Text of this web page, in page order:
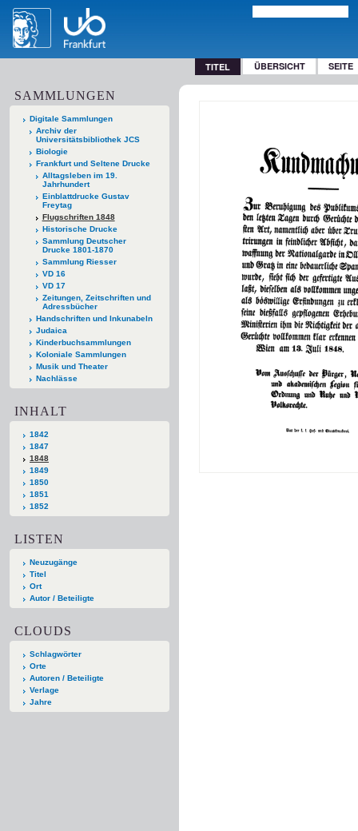
TITEL ÜBERSICHT SEITE
SAMMLUNGEN
Digitale Sammlungen
Archiv der
Universitätsbibliothek JCS
Biologie
Frankfurt und Seltene Drucke
Alltagsleben im 19.
Jahrhundert
Einblattdrucke Gustav
Freytag
Flugschriften 1848
Historische Drucke
Sammlung Deutscher
Drucke 1801-1870
Sammlung Riesser
VD 16
VD 17
Zeitungen, Zeitschriften und
Adressbücher
Handschriften und Inkunabeln
Judaica
Kinderbuchsammlungen
Koloniale Sammlungen
Musik und Theater
Nachlässe
INHALT
1842
1847
1848
1849
1850
1851
1852
LISTEN
Neuzugänge
Titel
Ort
Autor / Beteiligte
CLOUDS
Schlagwörter
Orte
Autoren / Beteiligte
Verlage
Jahre